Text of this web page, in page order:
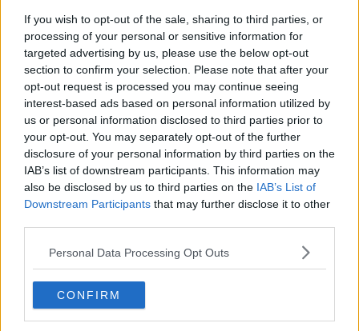
If you wish to opt-out of the sale, sharing to third parties, or
processing of your personal or sensitive information for
targeted advertising by us, please use the below opt-out
section to confirm your selection. Please note that after your
opt-out request is processed you may continue seeing
interest-based ads based on personal information utilized by
us or personal information disclosed to third parties prior to
your opt-out. You may separately opt-out of the further
disclosure of your personal information by third parties on the
IAB’s list of downstream participants. This information may
also be disclosed by us to third parties on the IAB’s List of
Downstream Participants that may further disclose it to other
Personal Data Processing Opt Outs
CONFIRM
Vacanze a km zero
​Buone Vacan(si)e!
​Il lato positivo delle cose
​Storie antiche di tempi moderni
​Quello che alle mamme non dicono
Adultescenza
Homo imbecillis
​4 anni di Blog
Quando il silenzio è aggressivo
​Il passato, questo conosciuto!
​Clima ballerino e sbalzi d’umore
La maternità
​L’uomo o l’orso?
​Cose che ci esauriscono
​Vespa che passione!
​Lasciate ai vostri figli il diritto di piangere
​Parole d’amore regalate al vento